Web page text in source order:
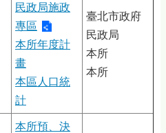
民政局施政
專區
本所年度計
畫
本區人口統
計
臺北市政府
民政局
本所
本所
本所預、決